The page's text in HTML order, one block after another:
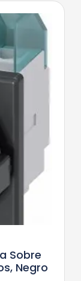
Sobre
Negro